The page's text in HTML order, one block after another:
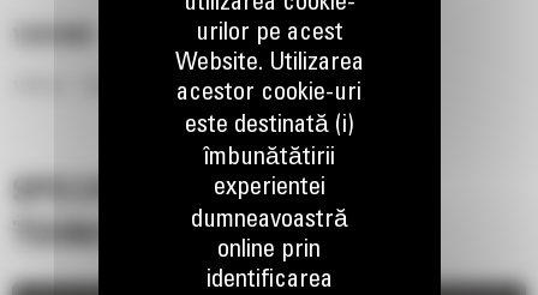
SPECIFICATII
TEHNICE
urilor pe acest
Website. Utilizarea
acestor cookie-uri
este destinată (i)
îmbunătătirii
experientei
dumneavoastră
online prin
identificarea